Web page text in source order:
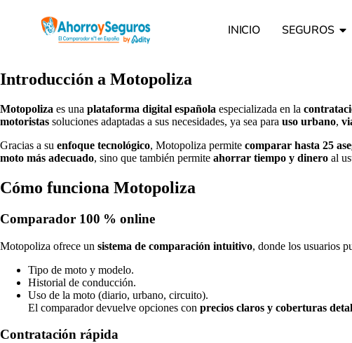
INICIO SEGUROS
Introducción a Motopoliza
Motopoliza es una plataforma digital española especializada en la
motoristas soluciones adaptadas a sus necesidades, ya sea para uso urbano,
Gracias a su enfoque tecnológico, Motopoliza permite comparar hasta 25
moto más adecuado, sino que también permite ahorrar tiempo y dinero al
Cómo funciona Motopoliza
Comparador 100 % online
Motopoliza ofrece un sistema de comparación intuitivo, donde los usuarios
Tipo de moto y modelo.
Historial de conducción.
Uso de la moto (diario, urbano, circuito).
El comparador devuelve opciones con precios claros y coberturas
Contratación rápida